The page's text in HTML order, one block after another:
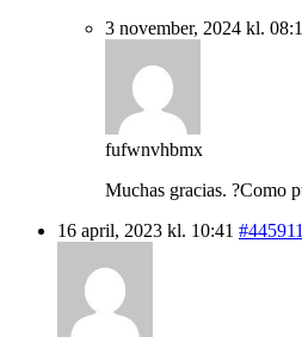
3 november, 2024 kl.
fufwnvhbmx
Muchas gracias. ?Como
16 april, 2023 kl. 10:41 #445911